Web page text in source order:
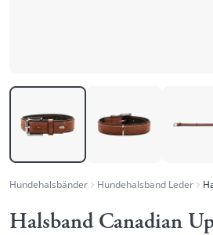
Hundehalsbänder Hundehalsband Leder
Halsband Canadian